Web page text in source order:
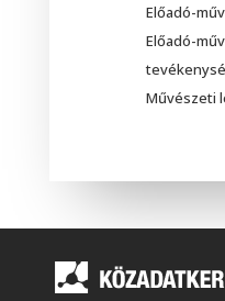
Előadó-
Előadó-
Művészeti